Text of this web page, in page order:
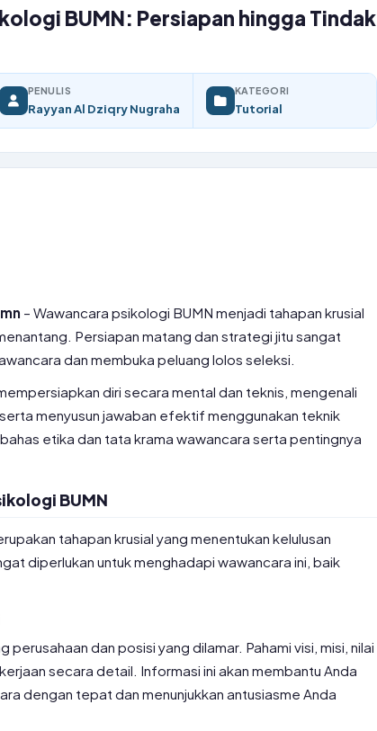
BUMN: Persiapan hingga Tindak
PENULIS
Rayyan Al Dziqry Nugraha
KATEGORI
Tutorial
– Wawancara psikologi BUMN menjadi tahapan krusial
Persiapan matang dan strategi jitu sangat
dan membuka peluang lolos seleksi.
diri secara mental dan teknis, mengenali
menyusun jawaban efektif menggunakan teknik
etika dan tata krama wawancara serta pentingnya
BUMN
tahapan krusial yang menentukan kelulusan
diperlukan untuk menghadapi wawancara ini, baik
dan posisi yang dilamar. Pahami visi, misi, nilai
secara detail. Informasi ini akan membantu Anda
dengan tepat dan menunjukkan antusiasme Anda